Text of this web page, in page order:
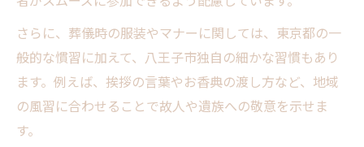
さらに、葬儀時の服装やマナーに関しては、東京都の一
般的な慣習に加えて、八王子市独自の細かな習慣もあり
ます。例えば、挨拶の言葉やお香典の渡し方など、地域
の風習に合わせることで故人や遺族への敬意を示せま
す。